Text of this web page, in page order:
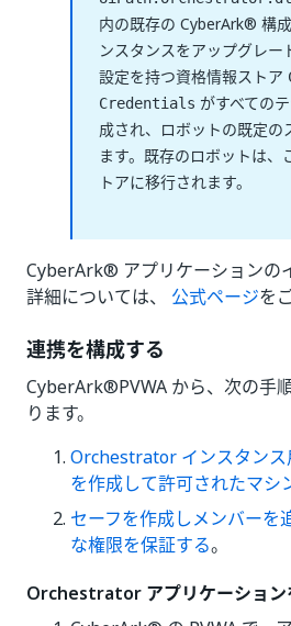
内の既存の CyberArk® 構
ンスタンスをアップグレ
設定を持つ資格情報ストア
Credentials がすべての
成され、ロボットの既定
ます。既存のロボットは、
トアに移行されます。
CyberArk® アプリケーションの
詳細については、 公式ページを
連携を構成する
CyberArk®PVWA から、次の手
ります。
Orchestrator インスタンス
を作成して許可されたマシ
セーフを作成しメンバーを
な権限を保証する。
Orchestrator アプリケーション